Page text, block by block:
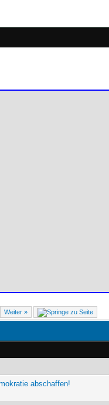
Weiter »
abschaffen!